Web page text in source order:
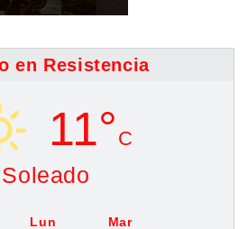
en Resistencia
11° C
Soleado
Lun Mar